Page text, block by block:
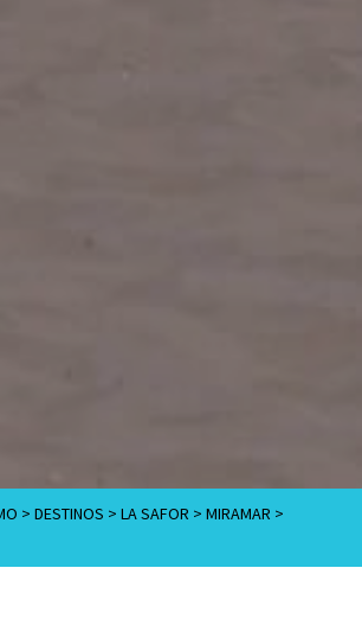
> DESTINOS > LA SAFOR > MIRAMAR >